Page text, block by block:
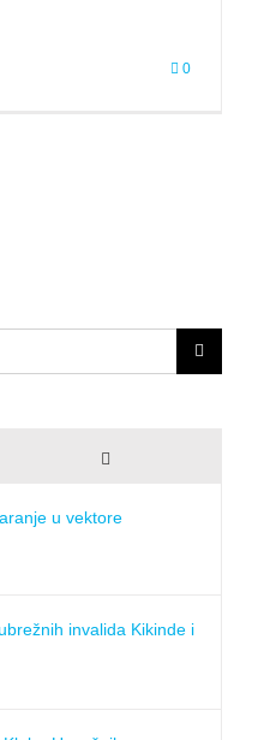
0
Comments
u vektore
invalida Kikinde i